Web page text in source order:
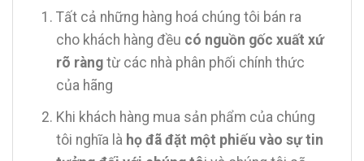
Tất cả những hàng hoá chúng tôi bán ra
cho khách hàng đều có nguồn gốc xuất xứ
rõ ràngtừ các nhà phân phối chính thức
của hãng
Khi khách hàng mua sản phẩm của chúng
tôi nghĩa là họ đã đặt một phiếu vào sự tin